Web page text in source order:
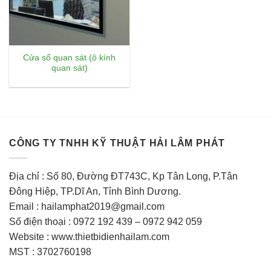
Cửa sổ quan sát (ô kính
quan sát)
CÔNG TY TNHH KỸ THUẬT HẢI LÂM PHÁT
Địa chỉ : Số 80, Đường ĐT743C, Kp Tân Long, P.Tân
Đông Hiệp, TP.Dĩ An, Tỉnh Bình Dương.
Email : hailamphat2019@gmail.com
Số điện thoại : 0972 192 439 – 0972 942 059
Website : www.thietbidienhailam.com
MST : 3702760198